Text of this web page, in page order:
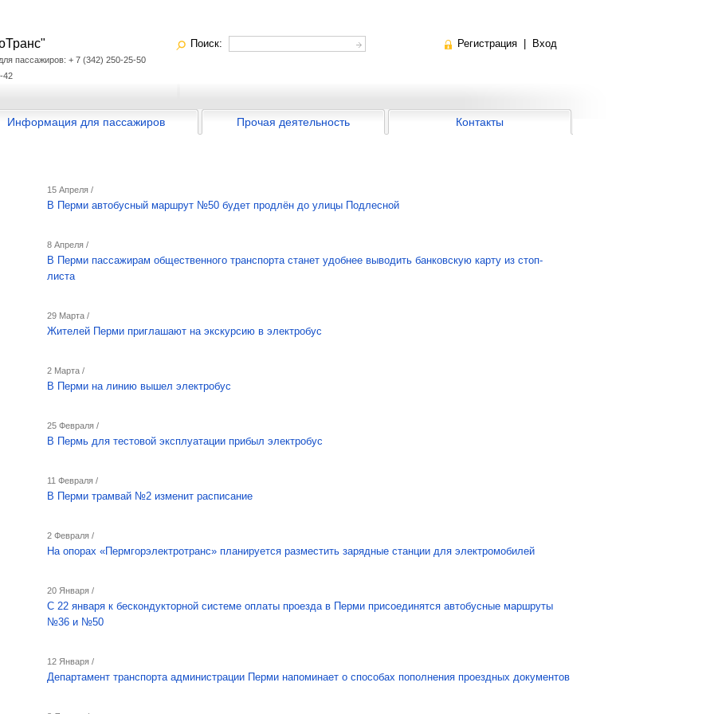
пассажиров: + 7 (342) 250-25-50
42
Поиск: Регистрация Вход
Информация для пассажиров Прочая деятельность Контакты
15 Апреля /
В Перми автобусный маршрут №50 будет продлён до улицы Подлесной
8 Апреля /
В Перми пассажирам общественного транспорта станет удобнее выводить банковскую карту из стоп-
листа
29 Марта /
Жителей Перми приглашают на экскурсию в электробус
2 Марта /
В Перми на линию вышел электробус
25 Февраля /
В Пермь для тестовой эксплуатации прибыл электробус
11 Февраля /
В Перми трамвай №2 изменит расписание
2 Февраля /
На опорах «Пермгорэлектротранс» планируется разместить зарядные станции для электромобилей
20 Января /
С 22 января к бескондукторной системе оплаты проезда в Перми присоединятся автобусные маршруты
№36 и №50
12 Января /
Департамент транспорта администрации Перми напоминает о способах пополнения проездных документов